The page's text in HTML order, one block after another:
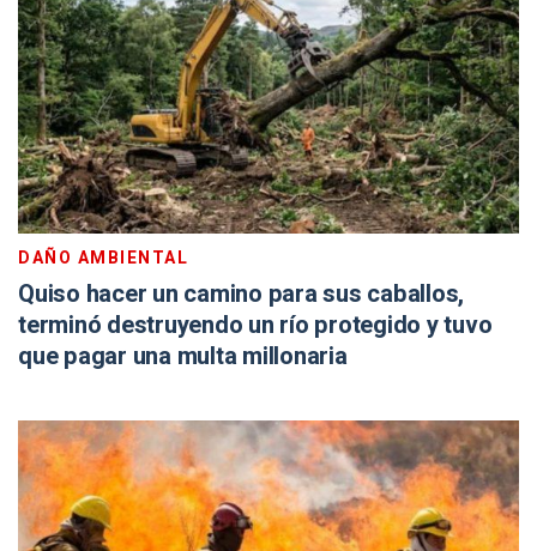
DAÑO AMBIENTAL
Quiso hacer un camino para sus caballos,
terminó destruyendo un río protegido y tuvo
que pagar una multa millonaria